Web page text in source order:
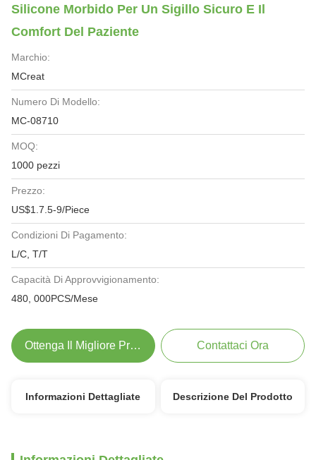
Silicone Morbido Per Un Sigillo Sicuro E Il
Comfort Del Paziente
Marchio:
MCreat
Numero Di Modello:
MC-08710
MOQ:
1000 pezzi
Prezzo:
US$1.7.5-9/Piece
Condizioni Di Pagamento:
L/C, T/T
Capacità Di Approvvigionamento:
480, 000PCS/Mese
Ottenga Il Migliore Prezzo Contattaci Ora
Informazioni Dettagliate Descrizione Del Prodotto